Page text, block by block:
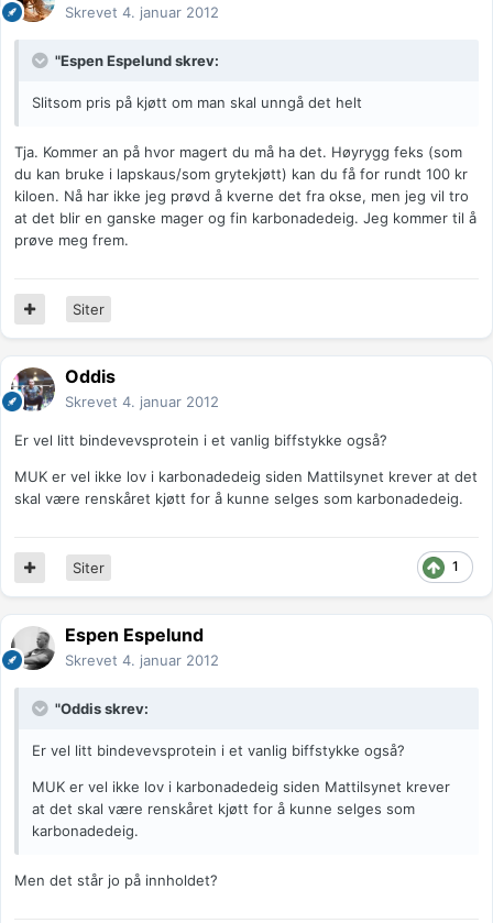
Skrevet 4. januar 2012
"Espen Espelund skrev:
Slitsom pris på kjøtt om man skal unngå det helt
Tja. Kommer an på hvor magert du må ha det. Høyrygg feks (som
du kan bruke i lapskaus/som grytekjøtt) kan du få for rundt 100 kr
kiloen. Nå har ikke jeg prøvd å kverne det fra okse, men jeg vil tro
at det blir en ganske mager og fin karbonadedeig. Jeg kommer til å
prøve meg frem.
Siter
Oddis
Skrevet 4. januar 2012
Er vel litt bindevevsprotein i et vanlig biffstykke også?
MUK er vel ikke lov i karbonadedeig siden Mattilsynet krever at det
skal være renskåret kjøtt for å kunne selges som karbonadedeig.
1
Siter
Espen Espelund
Skrevet 4. januar 2012
"Oddis skrev:
Er vel litt bindevevsprotein i et vanlig biffstykke også?
MUK er vel ikke lov i karbonadedeig siden Mattilsynet krever
at det skal være renskåret kjøtt for å kunne selges som
karbonadedeig.
Men det står jo på innholdet?